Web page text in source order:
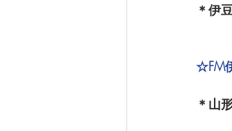
＊伊
☆FM
＊山